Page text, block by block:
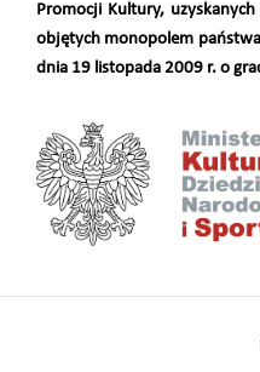
Promocji Kultury,
objętych monopolem
dnia 19 listopada 2009 r. o